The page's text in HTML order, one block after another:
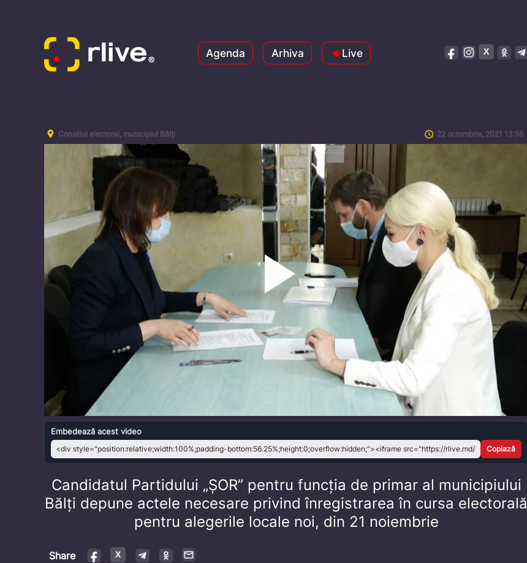
Agenda Arhiva Live
Consiliul electoral, municipiul Bălți 22 octombrie, 2021 13:56
Play
Video
Embedează acest video
Copiază
Candidatul Partidului „ȘOR” pentru funcția de primar al municipiului
Bălți depune actele necesare privind înregistrarea în cursa electorală
pentru alegerile locale noi, din 21 noiembrie
Share